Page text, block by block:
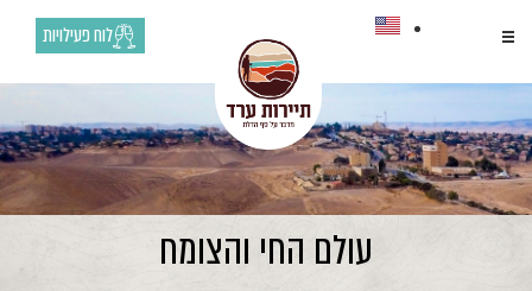
לוח פעילויות
עולם החי והצומח